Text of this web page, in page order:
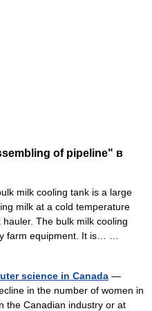
of pipeline" в
milk cooling tank is a large
milk at a cold temperature
The bulk milk cooling
farm equipment. It is… …
science in Canada —
in the number of women in
the Canadian industry or at